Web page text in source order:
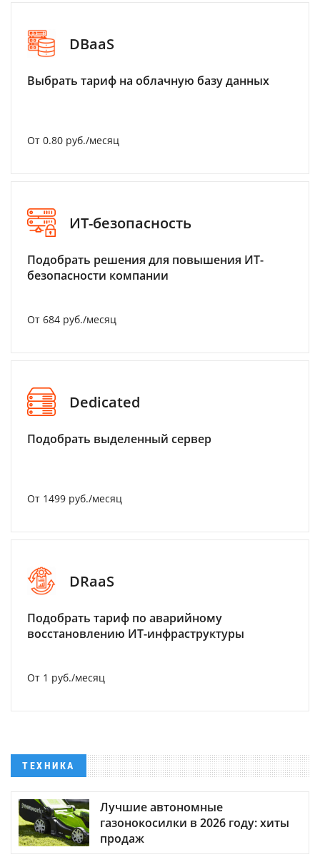
DBaaS
Выбрать тариф на облачную базу данных
От 0.80 руб./месяц
ИТ-безопасность
Подобрать решения для повышения ИТ-
безопасности компании
От 684 руб./месяц
Dedicated
Подобрать выделенный сервер
От 1499 руб./месяц
DRaaS
Подобрать тариф по аварийному
восстановлению ИТ-инфраструктуры
От 1 руб./месяц
ТЕХНИКА
Лучшие автономные
газонокосилки в 2026 году: хиты
продаж